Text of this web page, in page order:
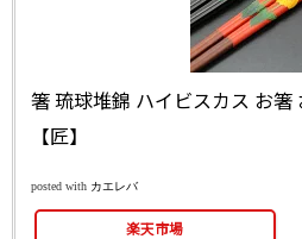
箸 琉球堆錦 ハイビスカス お箸
【匠】
posted with カエレバ
楽天市場